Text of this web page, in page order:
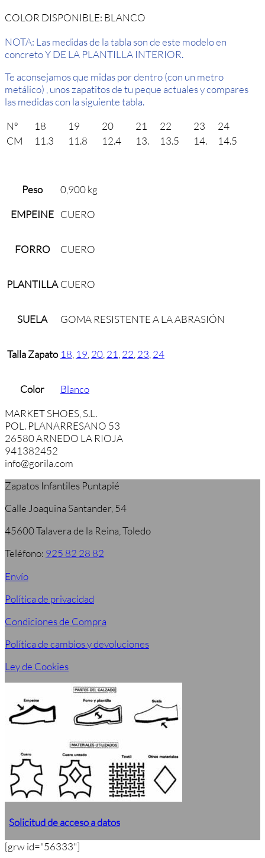
COLOR DISPONIBLE: BLANCO
NOTA: Las medidas de la tabla son de este modelo en
concreto Y DE LA PLANTILLA INTERIOR.
Te aconsejamos que midas por dentro (con un metro
metálico) , unos zapatitos de tu peque actuales y compares
las medidas con la siguiente tabla.
Nº
18 19 20 21 22 23
24
CM
11.3 11.8 12.4 13. 13.5 14. 14.5
Peso
0,900 kg
EMPEINE CUERO
FORRO CUERO
PLANTILLA CUERO
SUELA GOMA RESISTENTE A LA ABRASIÓN
Talla Zapato 18 19 20 21 22 23 24
Color
Blanco
MARKET SHOES, S.L.
POL. PLANARRESANO 53
26580 ARNEDO LA RIOJA
941382452
info@gorila.com
Zapatos Infantiles Puntapié
Calle Joaquina Santander, 54
45600 Talavera de la Reina, Toledo
Teléfono: 925 82 28 82
Envío
Política de privacidad
Condiciones de Compra
Política de cambios y devoluciones
Ley de Cookies
Solicitud de acceso a datos
[grw id="56333"]